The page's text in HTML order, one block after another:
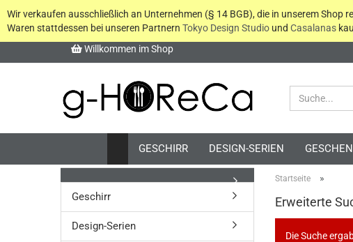
Willkommen im Shop
Wir verkaufen ausschließlich an Unternehmen (§ 14 BGB), die in unserem
Waren stattdessen bei unseren Partnern Tokyo Design Studio und Casalanas
GESCHIRR DESIGN-SERIEN
Startseite »
Erweiterte
Die Suche
Geschirr
Design-Serien